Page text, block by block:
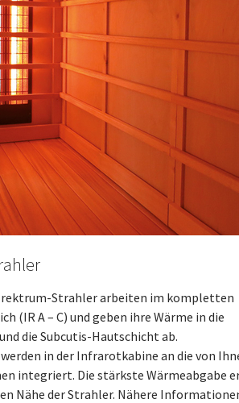
Strahler arbeiten im kompletten
(IR A – C) und geben ihre Wärme in die
die Subcutis-Hautschicht ab.
in der Infrarotkabine an die von
integriert. Die stärkste Wärmeabgabe
Nähe der Strahler. Nähere